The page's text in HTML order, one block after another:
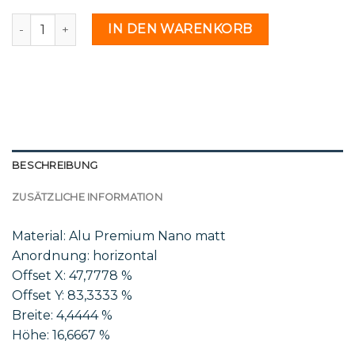
St 45 24 - 2173397 MengeIN DEN WARENKORB
BESCHREIBUNG
ZUSÄTZLICHE INFORMATION
Material: Alu Premium Nano matt
Anordnung: horizontal
Offset X: 47,7778 %
Offset Y: 83,3333 %
Breite: 4,4444 %
Höhe: 16,6667 %